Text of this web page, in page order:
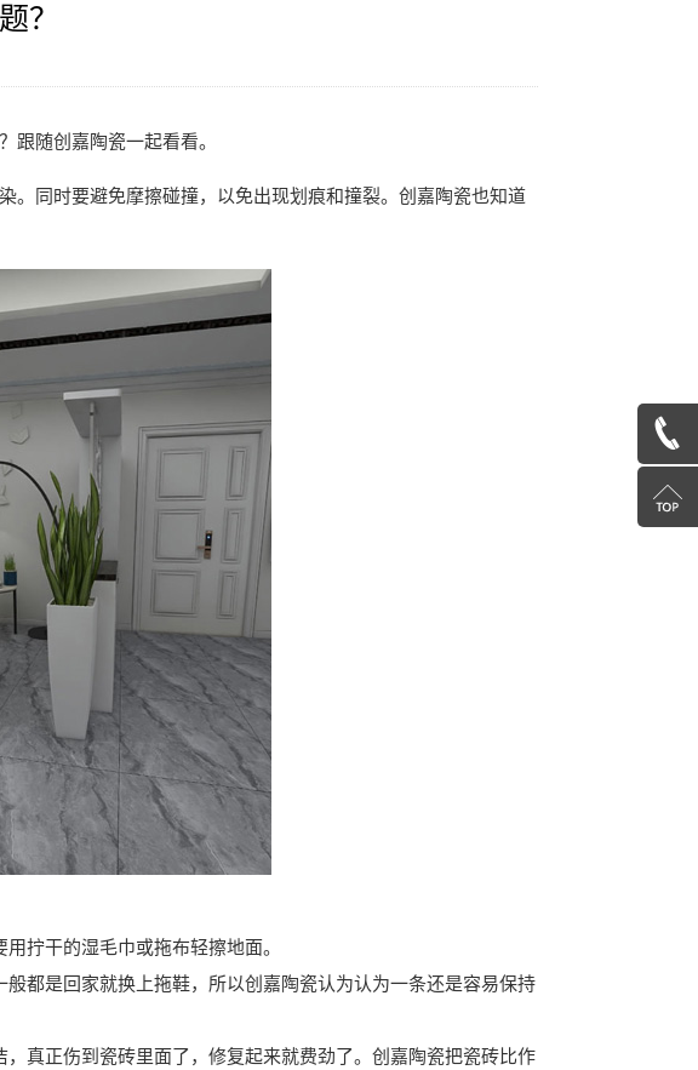
？
跟随创嘉陶瓷一起看看。
。同时要避免摩擦碰撞，以免出现划痕和撞裂。创嘉陶瓷也知道
拧干的湿毛巾或拖布轻擦地面。
都是回家就换上拖鞋，所以创嘉陶瓷认为认为一条还是容易保持
真正伤到瓷砖里面了，修复起来就费劲了。创嘉陶瓷把瓷砖比作